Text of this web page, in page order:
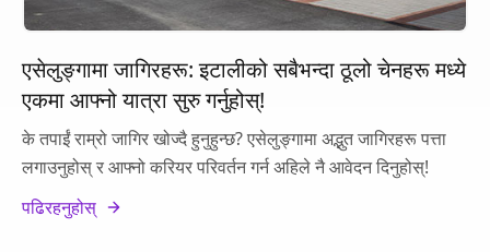
एसेलुङ्गामा जागिरहरू: इटालीको सबैभन्दा ठूलो चेनहरू मध्ये
एकमा आफ्नो यात्रा सुरु गर्नुहोस्!
के तपाईं राम्रो जागिर खोज्दै हुनुहुन्छ? एसेलुङ्गामा अद्भुत जागिरहरू पत्ता
लगाउनुहोस् र आफ्नो करियर परिवर्तन गर्न अहिले नै आवेदन दिनुहोस्!
पढिरहनुहोस्